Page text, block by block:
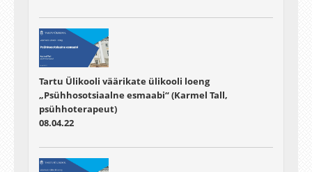
Tartu Ülikooli väärikate ülikooli loeng
„Psühhosotsiaalne esmaabi“ (Karmel Tall,
psühhoterapeut)
08.04.22